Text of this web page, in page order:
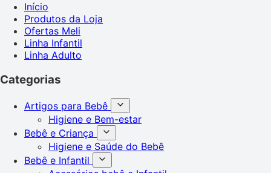
Início
Produtos da Loja
Ofertas Meli
Linha Infantil
Linha Adulto
Categorias
Artigos para Bebê
Higiene e Bem-estar
Bebê e Criança
Higiene e Saúde do Bebê
Bebê e Infantil